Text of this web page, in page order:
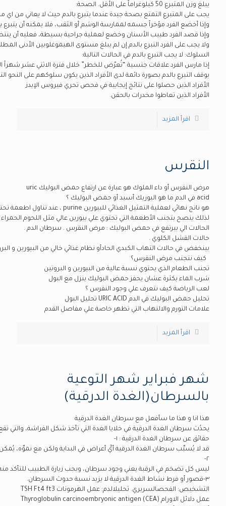
يبلغ وزن المتبرع 50 كيلوغراماً على الأقل. الصحة:
يجب على المتبرع التمتع بصحة جيدة عندما يتبرع بالدم حيث لا يعاني من
السلوك: لا يجب التبرع بالدم في الحالات التالية:
إذا مارس الفرد علاقات جنسية “تُعرّض للخطر” خلال فترة الاثني عشر شهراً
يوقف التبرع بالدم بصورة دائمة لدى الأفراد الذين يكون سلوكهم على النحو
الأفراد الذين حصلوا على نتائج إيجابية في فحص تحري فيروس الإيدز
الأفراد الذين تعاطوا مخدرات بالحقن.
اقرأ المزيد
النقرس
مرض النقرس أو داء الملوك هو عبارة عن ارتفاع حمض البوليك uric
acid في الدم ما هو اليوريك أسيد أو حمض البوليك ؟
لذلك ينصح بتجنب الأطعمة التي تحتوي علي بيورين عالي مثل اللحوم
الحالات الي بيرتفع في حمض البوليك : مرض النقرس . سرطان الدم .
حالات الفشل الكلوي .
بينخفض في حالات التهاب الكبدي الحادأو نظام غذائي خالي من البيورين و
كيف نتجنب مرض النقرس؟
تجنب الطعام الذي يحتوي نسبة عالية من البيورين و البروتين
شرب الماء بكثرة عشان يحفز حمض البوليك ينزل مع البول
لعب الرياضة كيف نتعرف علي وجود النقرس ؟
تحليل حمض البوليك في الدم URIC ACID تحليل البول
علامات التورم والالتهاب التي تظهر خاصة علي مفاصل القدم
اقرأ المزيد
شهر فبراير شهر التوعية
بالسرطان(الغدة الدرقية)
هذا انا و هذا ما سأفعل مع سرطان الغدة الدرقية
يحدُث سرطان الغدة الدرقية في خلايا الغدة التي تأخذ شكل الفراشة،
حقائق عن سرطان الغدة الدرقية : ١-
قد لا يُسبِّب سرطان الغدة الدرقية أيَّ أعراض في البداية ولكن مع نموِّه،
٢-
ليس كل تضخم في الرقبة يعني وجود سرطان، ويجب زيارة الطبيب للتأكد
٣-قصور أو فرط نشاط الغدة الدرقية لا يزيد نسبة حدوث السرطان.
التشخيص: الفحصالسريري. تحليلالدم: عمل الهرمونات TSH Ft4 ft3
عمل دلائل الاورام Thyroglobulin carcinoembryonic antigen (CEA)